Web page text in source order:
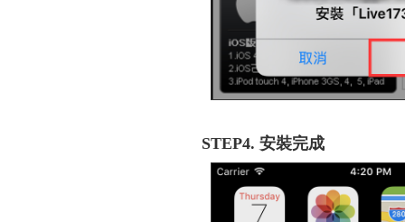
STEP4. 安裝完成